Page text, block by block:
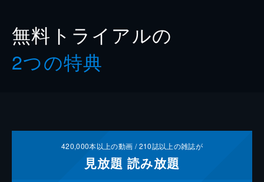
無料トライアルの
2つの特典
420,000本以上の動画 /210誌以上の雑誌が
見放題 読み放題